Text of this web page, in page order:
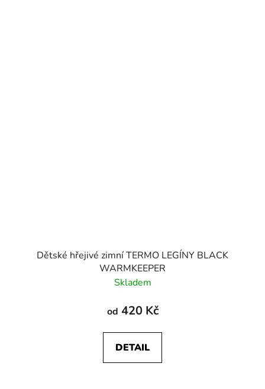
Dětské hřejivé zimní TERMO LEGÍNY BLACK
WARMKEEPER
Skladem
od 420 Kč
DETAIL